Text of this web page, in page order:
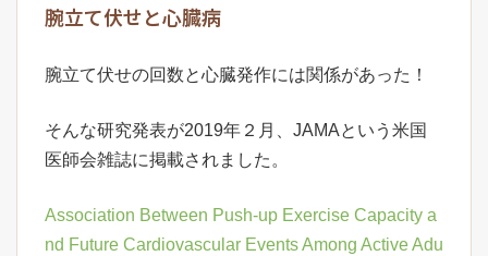
腕立て伏せと心臓病
腕立て伏せの回数と心臓発作には関係があった！
そんな研究発表が2019年２月、JAMAという米国
医師会雑誌に掲載されました。
Association Between Push-up Exercise Capacity a
nd Future Cardiovascular Events Among Active Adu